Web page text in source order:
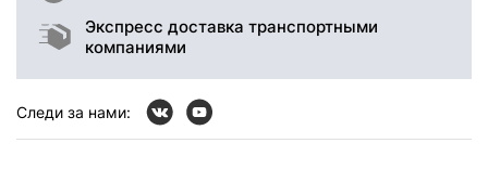
Экспресс доставка транспортными
компаниями
Следи за нами: